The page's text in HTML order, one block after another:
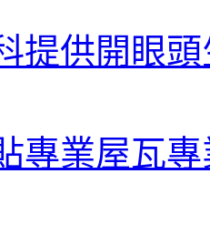
提供開眼
專業屋瓦